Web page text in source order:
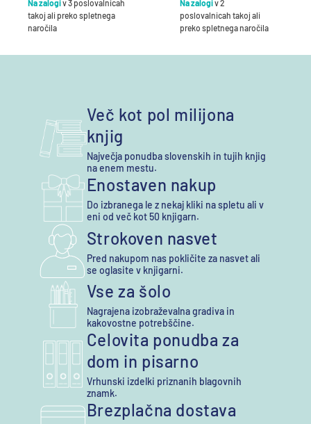
Na zalogiv 3 poslovalnicah
takoj ali preko spletnega
naročila
Na zalogiv 2
poslovalnicah takoj ali
preko spletnega naročila
Več kot pol milijona
knjig
Največja ponudba slovenskih in tujih knjig
na enem mestu.
Enostaven nakup
Do izbranega le z nekaj kliki na spletu ali v
eni od več kot 50 knjigarn.
Strokoven nasvet
Pred nakupom nas pokličite za nasvet ali
se oglasite v knjigarni.
Vse za šolo
Nagrajena izobraževalna gradiva in
kakovostne potrebščine.
Celovita ponudba za
dom in pisarno
Vrhunski izdelki priznanih blagovnih
znamk.
Brezplačna dostava